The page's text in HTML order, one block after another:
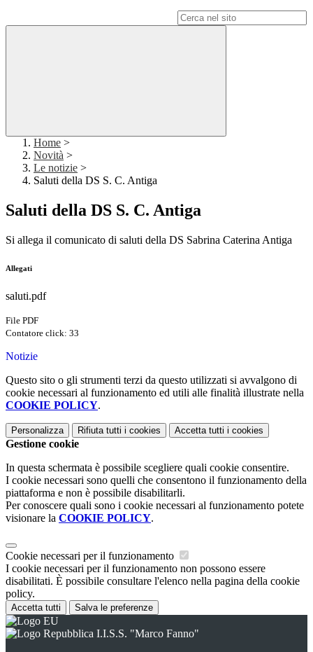
Home >
Novità >
Le notizie >
Saluti della DS S. C. Antiga
Saluti della DS S. C. Antiga
Si allega il comunicato di saluti della DS Sabrina Caterina Antiga
Allegati
saluti.pdf
File PDF
Contatore click: 33
Notizie
Questo sito o gli strumenti terzi da questo utilizzati si avvalgono di
cookie necessari al funzionamento ed utili alle finalità illustrate nella
COOKIE POLICY.
Personalizza Rifiuta tutti i cookies Accetta tutti i cookies
Gestione cookie
In questa schermata è possibile scegliere quali cookie consentire.
I cookie necessari sono quelli che consentono il funzionamento della
piattaforma e non è possibile disabilitarli.
Per conoscere quali sono i cookie necessari al funzionamento potete
visionare la COOKIE POLICY.
Cookie necessari per il funzionamento
I cookie necessari per il funzionamento non possono essere
disabilitati. È possibile consultare l'elenco nella pagina della cookie
policy.
Accetta tutti Salva le preferenze
I.I.S.S. "Marco Fanno"